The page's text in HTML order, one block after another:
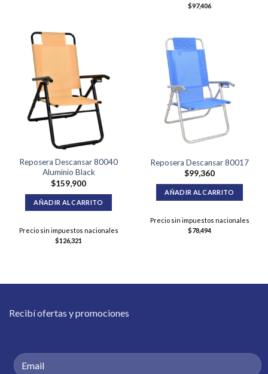
$97,406
Reposera Descansar 80040
Aluminio Black
$159,900
AÑADIR AL CARRITO
Precio sin impuestos nacionales
$126,321
Reposera Descansar 80017
$99,360
AÑADIR AL CARRITO
Precio sin impuestos nacionales
$78,494
Recibí ofertas y promociones